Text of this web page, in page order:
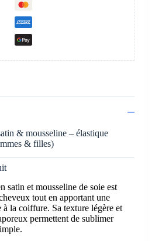
& mousseline – élastique
& filles)
satin et mousseline de soie est
tout en apportant une
la coiffure. Sa texture légère et
permettent de sublimer